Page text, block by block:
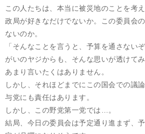
この人たちは、本当に被災地のことを考
政局が好きなだけでないか。この委員会
ないのか。
「そんなことを言うと、予算を通さない
がいのヤジからも、そんな思いが透けてみ
あまり言いたくはありません。
しかし、それほどまでにこの国会での議
与党にも責任はあります。
しかし、この野党第一党では…。
結局、今日の委員会は予定通り進まず、